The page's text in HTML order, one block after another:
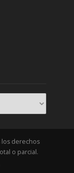
los derechos
o parcial.